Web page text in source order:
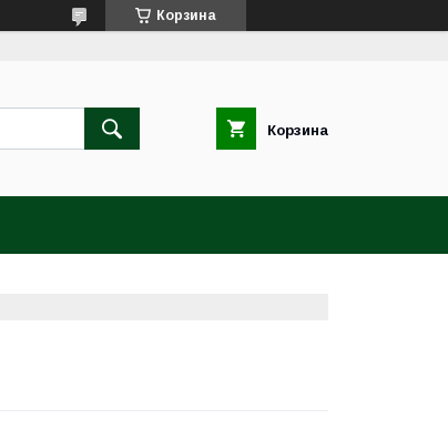
Корзина
Корзина